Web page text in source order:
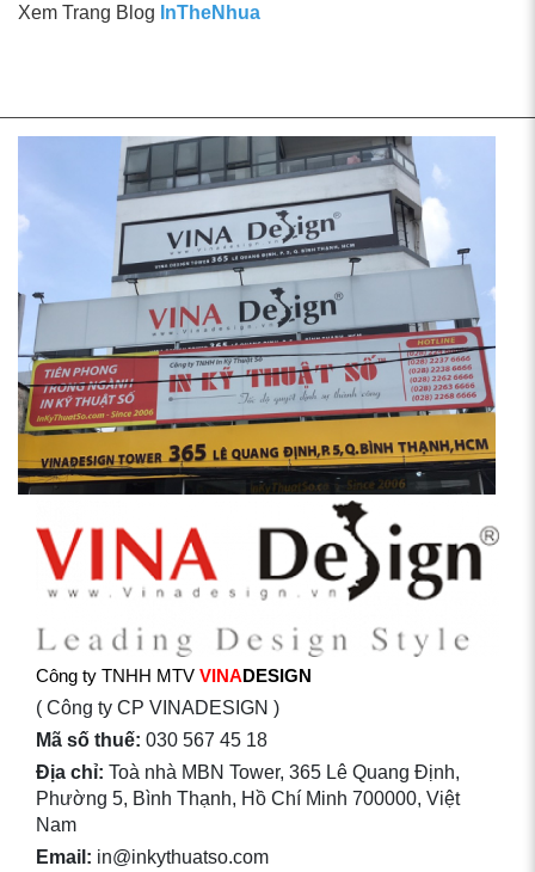
Xem Trang Blog InTheNhua
Công ty TNHH MTV VINADESIGN
( Công ty CP VINADESIGN )
Mã số thuế: 030 567 45 18
Địa chỉ: Toà nhà MBN Tower, 365 Lê Quang Định,
Phường 5, Bình Thạnh, Hồ Chí Minh 700000, Việt
Nam
Email: in@inkythuatso.com